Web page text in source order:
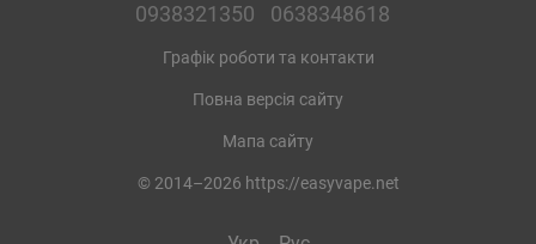
0938321350 0638348618
Графік роботи та контакти
Повна версія сайту
Мапа сайту
© 2014–2026 https://easyvape.net